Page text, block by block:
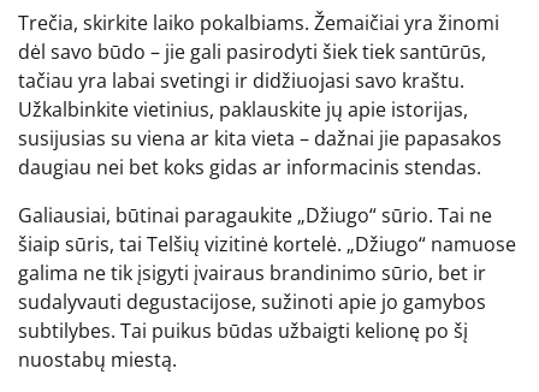
Trečia, skirkite laiko pokalbiams. Žemaičiai yra žinomi
dėl savo būdo – jie gali pasirodyti šiek tiek santūrūs,
tačiau yra labai svetingi ir didžiuojasi savo kraštu.
Užkalbinkite vietinius, paklauskite jų apie istorijas,
susijusias su viena ar kita vieta – dažnai jie papasakos
daugiau nei bet koks gidas ar informacinis stendas.
Galiausiai, būtinai paragaukite „Džiugo“ sūrio. Tai ne
šiaip sūris, tai Telšių vizitinė kortelė. „Džiugo“ namuose
galima ne tik įsigyti įvairaus brandinimo sūrio, bet ir
sudalyvauti degustacijose, sužinoti apie jo gamybos
subtilybes. Tai puikus būdas užbaigti kelionę po šį
nuostabų miestą.